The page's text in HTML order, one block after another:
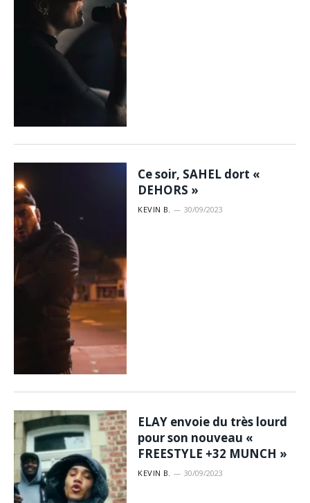
Ce soir, SAHEL dort «
DEHORS »
KEVIN B. 30/09/2023
ELAY envoie du très lourd
pour son nouveau «
FREESTYLE +32 MUNCH »
KEVIN B. 30/09/2023